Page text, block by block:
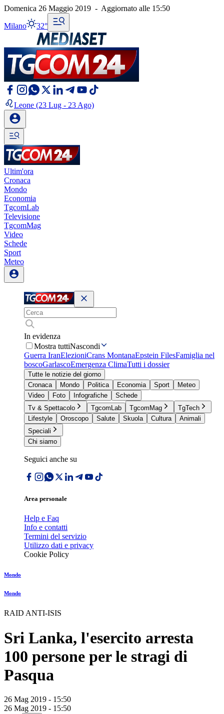
Domenica 26 Maggio 2019 - Aggiornato alle 15:50
Milano 32°
Leone (23 Lug - 23 Ago)
Ultim'ora
Cronaca
Mondo
Economia
TgcomLab
Televisione
TgcomMag
Video
Schede
Sport
Meteo
In evidenza
Mostra tuttiNascondi
Guerra IranElezioniCrans MontanaEpstein FilesFamiglia nel
boscoGarlascoEmergenza ClimaTutti i dossier
Tutte le notizie del giorno
Cronaca
Mondo Politica Economia Sport
Meteo
Video
Foto Infografiche
Schede
Tv & Spettacolo
TgcomLab TgcomMag
TgTech
Lifestyle
Oroscopo Salute Skuola Cultura
Animali
Speciali
Chi siamo
Seguici anche su
Area personale
Help e Faq
Info e contatti
Termini del servizio
Utilizzo dati e privacy
Cookie Policy
Mondo
Mondo
RAID ANTI-ISIS
Sri Lanka, l'esercito arresta
100 persone per le stragi di
Pasqua
26 Mag 2019 - 15:50
26 Mag 2019 - 15:50